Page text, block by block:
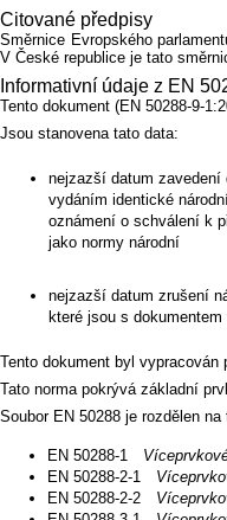
Citované předpisy
Směrnice Evropského
V České republice je tato
Informativní údaje z EN
Tento dokument (EN 50288-9-
Jsou stanovena tato data:
nejzazší datum zavedení
vydáním identické
oznámení o schválení k
jako normy národní
nejzazší datum zrušení
které jsou s dokumentem
Tento dokument byl
Tato norma pokrývá základní
Soubor EN 50288 je rozdělen
EN 50288-1
EN 50288-2-1
EN 50288-2-2